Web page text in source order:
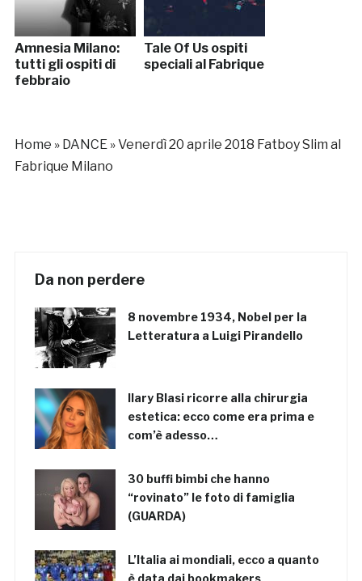
Amnesia Milano:
tutti gli ospiti di
febbraio
Tale Of Us ospiti
speciali al Fabrique
Home » DANCE»Venerdì 20 aprile 2018 Fatboy Slim al
Fabrique Milano
Da non perdere
8 novembre 1934, Nobel per la
Letteratura a Luigi Pirandello
Ilary Blasi ricorre alla chirurgia
estetica: ecco come era prima e
com’è adesso…
30 buffi bimbi che hanno
“rovinato” le foto di famiglia
(GUARDA)
L’Italia ai mondiali, ecco a quanto